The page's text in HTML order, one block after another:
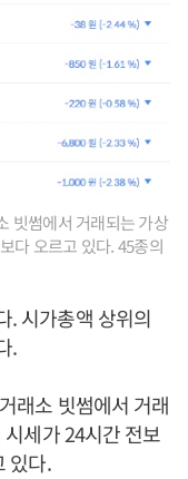
빗썸에서 거래되는 가상
다 오르고 있다. 45종의
. 시가총액 상위의
.
래소 빗썸에서 거래
세가 24시간 전보
있다.